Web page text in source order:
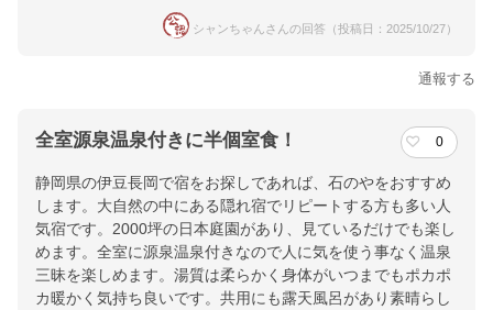
シャンちゃんさんの回答（投稿日：2025/10/27）
通報する
全室源泉温泉付きに半個室食！ 0
静岡県の伊豆長岡で宿をお探しであれば、石のやをおすすめ
します。大自然の中にある隠れ宿でリピートする方も多い人
気宿です。2000坪の日本庭園があり、見ているだけでも楽し
めます。全室に源泉温泉付きなので人に気を使う事なく温泉
三昧を楽しめます。湯質は柔らかく身体がいつまでもポカポ
カ暖かく気持ち良いです。共用にも露天風呂があり素晴らし